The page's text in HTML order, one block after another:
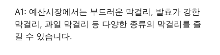
A1: 예산시장에서는 부드러운 막걸리, 발효가 강한
막걸리, 과일 막걸리 등 다양한 종류의 막걸리를 즐
길 수 있습니다.